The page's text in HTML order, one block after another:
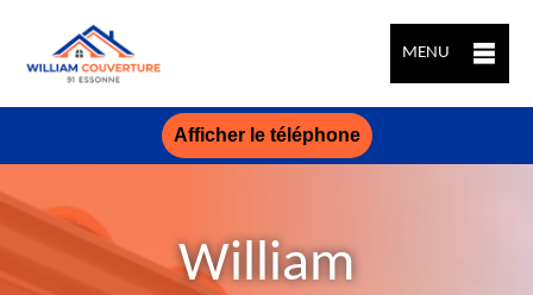
MENU
Afficher le téléphone
William